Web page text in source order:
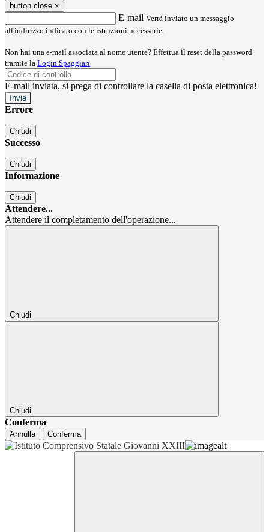
button close ×
E-mail Verrà inviato un messaggio
all'indirizzo indicato con le istruzioni necessarie.
Non hai una e-mail associata al nome utente? Effettua il reset della password
tramite la Login Spaggiari
E-mail inviata, si prega di controllare la casella di posta elettronica!
Errore
Chiudi
Successo
Chiudi
Informazione
Chiudi
Attendere...
Attendere il completamento dell'operazione...
Chiudi
Chiudi
Conferma
Annulla Conferma